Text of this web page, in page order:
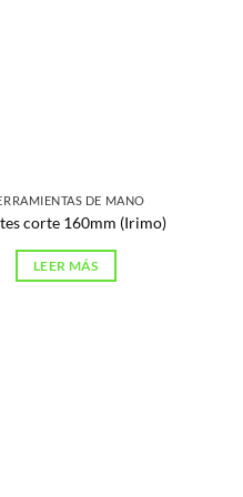
DE MANO
corte 160mm (Irimo)
LEER MÁS